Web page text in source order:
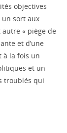
objectives
sort aux
« piège de
et d’une
à la fois un
et un
troublés qui